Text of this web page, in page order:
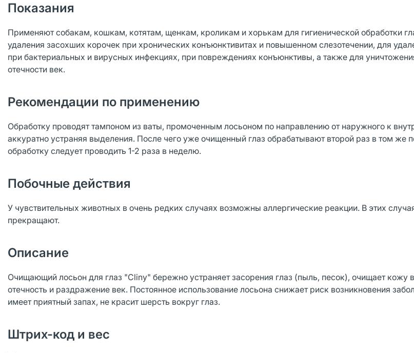
Показания
Применяют собакам, кошкам, котятам, щенкам, кроликам и хорькам для гигиенической обработки
удаления засохших корочек при хронических конъюнктивитах и повышенном слезотечении, для
при бактериальных и вирусных инфекциях, при повреждениях конъюнктивы, а также для
отечности век.
Рекомендации по применению
Обработку проводят тампоном из ваты, промоченным лосьоном по направлению от наружного к
аккуратно устраняя выделения. После чего уже очищенный глаз обрабатывают второй раз в том же
обработку следует проводить 1-2 раза в неделю.
Побочные действия
У чувствительных животных в очень редких случаях возможны аллергические реакции. В этих
прекращают.
Описание
Очищающий лосьон для глаз "Cliny" бережно устраняет засорения глаз (пыль, песок), очищает кожу
отечность и раздражение век. Постоянное использование лосьона снижает риск возникновения
имеет приятный запах, не красит шерсть вокруг глаз.
Штрих-код и вес